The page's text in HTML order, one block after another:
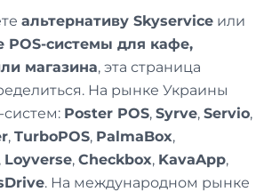
альтернативу Skyservice или
POS-системы для кафе,
магазина, эта страница
На рынке Украины
систем: Poster POS, Syrve, Servio,
, TurboPOS, PalmaBox,
, Loyverse, Checkbox, KavaApp,
. На международном рынке